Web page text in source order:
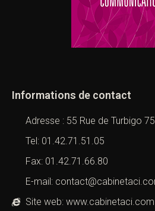
Informations de contact
Adresse : 55 Rue de Turbigo
Tel: 01.42.71.51.05
Fax: 01.42.71.66.80
E-mail:
Site web: www.cabinetaci.com